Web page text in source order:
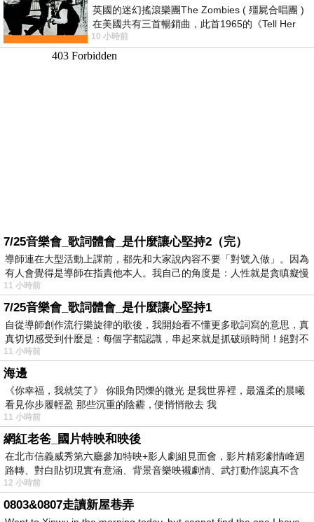
英國的迷幻搖滾樂團The Zombies ( 殭屍合唱團 )
在美國共有三首暢銷曲，此首1965的《Tell Her
No》即為其中之一，在告示牌百大單曲
10 小時前
7/25音樂會_歌詞體會_是什麼讓心堅持2（完）
導師連在大型活動上課前，都先和大家說內容不要「對號入做」。因為
有人會覺得是導師在指責他本人。我自己的角度是：人性就是貪瞋癡慢
11 小時前
7/25音樂會_歌詞體會_是什麼讓心堅持1
自從導師創作流行樂旋律的歌後，我開始看不懂更多歌詞寫的意思，真
真切切感受到什麼是：每個字都認識，串起來就是抓破頭時間！絕對不
11 小時前
海邊
《你幸福，我就笑了》 你眼角閃爍的微光 是我世界裡，最溫柔的晨曦
看見你步履輕盈 那些沉重的陰霾，便悄悄散去 我
11 小時前
網紅老爸_國片特映和映後
在北市信義威秀第六廳參加特映+影人劇組見面會，影片精彩劇情峰迴
路轉、對白貼切現實有意涵、背景音樂映襯劇情、武打動作認真不含
糊、
12 小時前
0803&0807走讀新屋巷弄